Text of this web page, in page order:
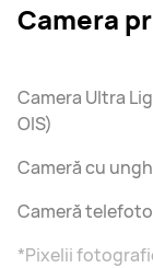
Camera
Camera Ultra
OIS)
Cameră cu
Cameră telefoto
*Pixelii